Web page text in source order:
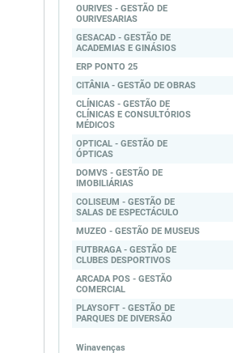
OURIVES - GESTÃO DE
OURIVESARIAS
GESACAD - GESTÃO DE
ACADEMIAS E GINÁSIOS
ERP PONTO 25
CITÂNIA - GESTÃO DE OBRAS
CLÍNICAS - GESTÃO DE
CLÍNICAS E CONSULTÓRIOS
MÉDICOS
OPTICAL - GESTÃO DE
ÓPTICAS
DOMVS - GESTÃO DE
IMOBILIÁRIAS
COLISEUM - GESTÃO DE
SALAS DE ESPECTÁCULO
MUZEO - GESTÃO DE MUSEUS
FUTBRAGA - GESTÃO DE
CLUBES DESPORTIVOS
ARCADA POS - GESTÃO
COMERCIAL
PLAYSOFT - GESTÃO DE
PARQUES DE DIVERSÃO
Winavenças